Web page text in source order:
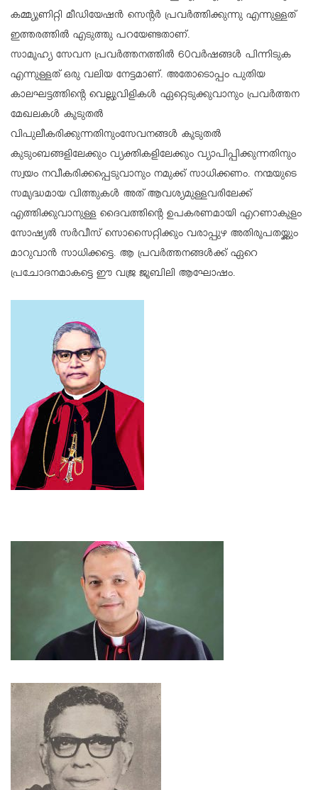
കമ്മ്യൂണിറ്റി മീഡിയേഷന്‍ സെന്റര്‍ പ്രവര്‍ത്തിക്കുന്നു എന്നുള്ളത്
ഇത്തരത്തില്‍ എടുത്തു പറയേണ്ടതാണ്.
സാമൂഹ്യ സേവന പ്രവര്‍ത്തനത്തില്‍ 60വര്‍ഷങ്ങള്‍ പിന്നിടുക
എന്നുള്ളത് ഒരു വലിയ നേട്ടമാണ്. അതോടൊപ്പം പുതിയ
കാലഘട്ടത്തിന്റെ വെല്ലുവിളികള്‍ ഏറ്റെടുക്കുവാനും പ്രവര്‍ത്തന
മേഖലകള്‍ കൂടുതല്‍
വിപുലീകരിക്കുന്നതിനുംസേവനങ്ങള്‍ കൂടുതല്‍
കുടുംബങ്ങളിലേക്കും വ്യക്തികളിലേക്കും വ്യാപിപ്പിക്കുന്നതിനും
സ്വയം നവീകരിക്കപ്പെടുവാനും നമുക്ക് സാധിക്കണം. നന്മയുടെ
സമൃദ്ധമായ വിത്തുകള്‍ അത് ആവശ്യമുള്ളവരിലേക്ക്
എത്തിക്കുവാനുള്ള ദൈവത്തിന്റെ ഉപകരണമായി എറണാകുളം
സോഷ്യല്‍ സര്‍വീസ് സൊസൈറ്റിക്കും വരാപ്പുഴ അതിരൂപതയ്ക്കും
മാറുവാന്‍ സാധിക്കട്ടെ. ആ പ്രവര്‍ത്തനങ്ങള്‍ക്ക് ഏറെ
പ്രചോദനമാകട്ടെ ഈ വജ്ര ജൂബിലി ആഘോഷം.